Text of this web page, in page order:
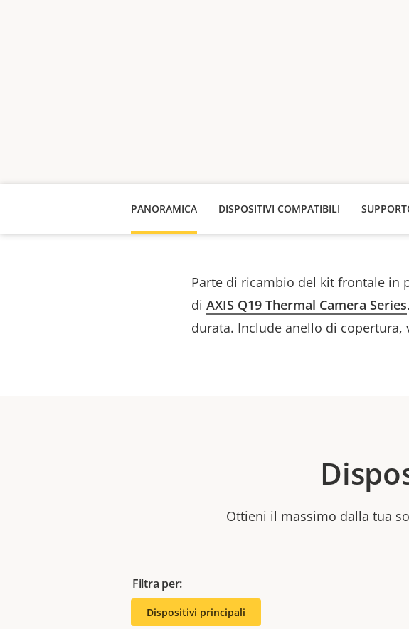
PANORAMICA DISPOSITIVI COMPATIBILI
Parte di ricambio del kit frontale in
di AXIS Q19 Thermal Camera Series
durata. Include anello di
Ottieni il massimo dalla tua
Filtra per:
Dispositivi principali